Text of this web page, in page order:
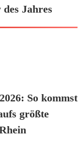
Jahres
So kommst
größte